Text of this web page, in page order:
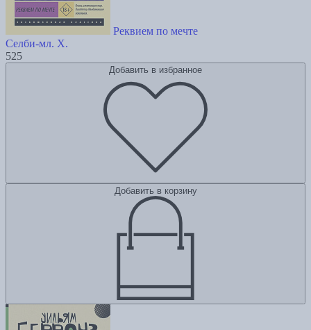
Реквием по мечте
Селби-мл. Х.
525
Добавить в избранное
Добавить в корзину